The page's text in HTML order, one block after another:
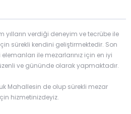
yılların verdiği deneyim ve tecrübe ile
sürekli kendini geliştirmektedir. Son
ile mezarlarınız için en iyi
ve gününde olarak yapmaktadır.
Mahallesin de olup sürekli mezar
için hizmetinizdeyiz.